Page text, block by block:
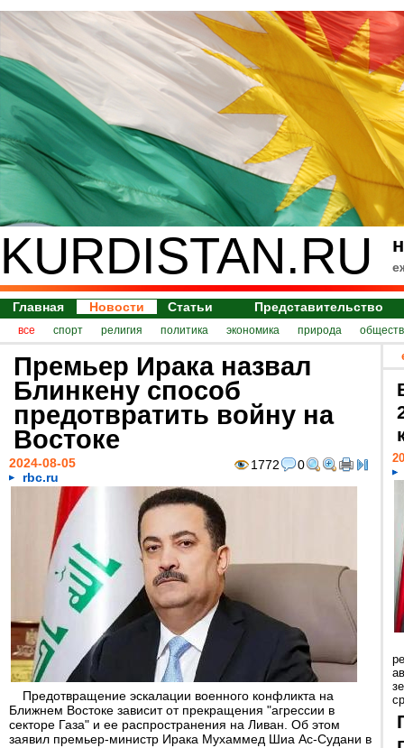
KURDISTAN.RU
Главная Новости Статьи Представительство
все спорт религия политика экономика природа
Премьер Ирака назвал
Блинкену способ
предотвратить войну на
Востоке
1772 0
2024-08-05
rbc.ru
Предотвращение эскалации военного конфликта на
Ближнем Востоке зависит от прекращения "агрессии в
секторе Газа" и ее распространения на Ливан. Об этом
заявил премьер-министр Ирака Мухаммед Шиа Ас-Судани в